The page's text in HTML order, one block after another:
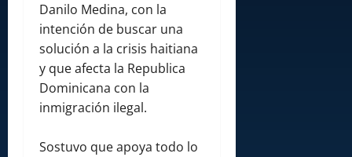
Danilo Medina, con la
intención de buscar una
solución a la crisis haitiana
y que afecta la Republica
Dominicana con la
inmigración ilegal.
Sostuvo que apoya todo lo